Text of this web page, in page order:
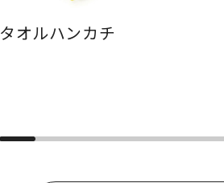
タオルハンカチ